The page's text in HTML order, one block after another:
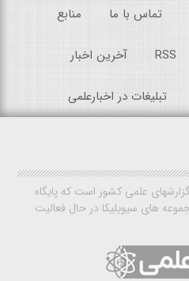
تماس با ما منابع
RSS آخرین اخبار
تبلیغات در اخبارعلمی
علمی کشور است که پایگاه
های سیویلیکا در حال فعالیت